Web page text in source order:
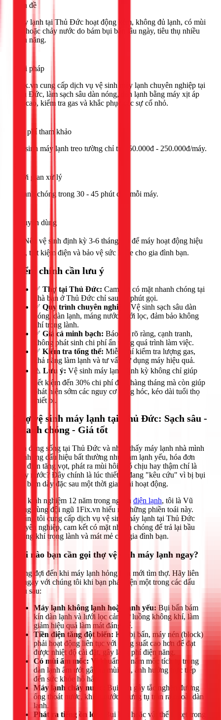
Vấn đề
Máy lạnh tại Thủ Đức hoạt động kém, không đủ lạnh, có mùi
hôi hoặc chảy nước do bám bụi bẩn lâu ngày, tiêu thụ nhiều
điện năng.
Giải pháp
1Fix.vn cung cấp dịch vụ vệ sinh máy lạnh chuyên nghiệp tại
Thủ Đức, làm sạch sâu dàn nóng, dàn lạnh bằng máy xịt áp
lực cao, kiểm tra gas và khắc phục các sự cố nhỏ.
Chi phí tham khảo
Vệ sinh máy lạnh treo tường chỉ từ 150.000đ - 250.000đ/máy.
Thời gian xử lý
Nhanh chóng trong 30 - 45 phút cho mỗi máy.
Khuyên dùng
🟢 Nên vệ sinh định kỳ 3-6 tháng/lần để máy hoạt động hiệu
quả, tiết kiệm điện và bảo vệ sức khỏe cho gia đình bạn.
Điểm chính cần lưu ý
✅ Thợ tại Thủ Đức: Cam kết có mặt nhanh chóng tại
nhà bạn ở Thủ Đức chỉ sau 30 phút gọi.
✅ Quy trình chuyên nghiệp:
Vệ sinh sạch sâu dàn
nóng, dàn lạnh, máng nước, lưới lọc, đảm bảo không
khí trong lành.
✅ Giá cả minh bạch: Báo giá rõ ràng, cạnh tranh,
không phát sinh chi phí ẩn trong quá trình làm việc.
✅ Kiểm tra tổng thể: Miễn phí kiểm tra lượng gas,
khả năng làm lạnh và tư vấn sử dụng máy hiệu quả.
⚠️ Lưu ý: Vệ sinh máy lạnh định kỳ không chỉ giúp
tiết kiệm đến 30% chi phí điện hàng tháng mà còn giúp
phát hiện sớm các nguy cơ hỏng hóc, kéo dài tuổi thọ
thiết bị.
Thợ vệ sinh máy lạnh tại Thủ Đức: Sạch sâu -
Nhanh chóng - Giá tốt
Bạn đang sống tại Thủ Đức và nhận thấy máy lạnh nhà mình
có những dấu hiệu bất thường như: làm lạnh yếu, hóa đơn
tiền điện tăng vọt, phát ra mùi hôi khó chịu hay thậm chí là
chảy nước? Đây chính là lúc thiết bị đang "kêu cứu" vì bị bụi
bẩn bám dày đặc sau một thời gian dài hoạt động.
Với kinh nghiệm 12 năm trong ngành điện lạnh, tôi là Vũ
Đăng cùng đội ngũ 1Fix.vn hiểu rõ những phiền toái này.
Chúng tôi cung cấp dịch vụ vệ sinh máy lạnh tại Thủ Đức
chuyên nghiệp, cam kết có mặt nhanh chóng để trả lại bầu
không khí trong lành và mát mẻ cho gia đình bạn.
Khi nào bạn cần gọi thợ vệ sinh máy lạnh ngay?
Đừng đợi đến khi máy lạnh hỏng hẳn mới tìm thợ. Hãy liên
hệ ngay với chúng tôi khi bạn phát hiện một trong các dấu
hiệu sau:
Máy lạnh không lạnh hoặc lạnh yếu: Bụi bẩn bám
kín dàn lạnh và lưới lọc cản trở luồng không khí, làm
giảm hiệu quả làm mát đáng kể.
Tiền điện tăng đột biến: Khi bị bẩn, máy nén (block)
phải hoạt động liên tục với công suất cao hơn để đạt
được nhiệt độ cài đặt, gây lãng phí điện năng.
Có mùi ẩm mốc: Vi khuẩn và nấm mốc tích tụ trong
dàn lạnh ẩm ướt gây ra mùi hôi, ảnh hưởng trực tiếp
đến sức khỏe hô hấp.
Máy lạnh chảy nước:
Bụi bẩn gây tắc nghẽn đường
ống thoát nước, khiến nước ngưng tụ tràn ra ngoài dàn
lạnh.
Phát ra tiếng ồn lớn:
Bụi bẩn hoặc vật thể lạ kẹt trong